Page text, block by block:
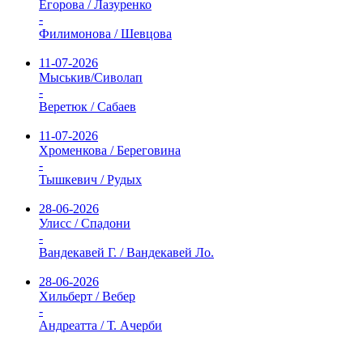
Егорова / Лазуренко
-
Филимонова / Шевцова
11-07-2026
Мыськив/Сиволап
-
Веретюк / Сабаев
11-07-2026
Хроменкова / Береговина
-
Тышкевич / Рудых
28-06-2026
Улисс / Спадони
-
Вандекавей Г. / Вандекавей Ло.
28-06-2026
Хильберт / Вебер
-
Андреатта / Т. Ачерби